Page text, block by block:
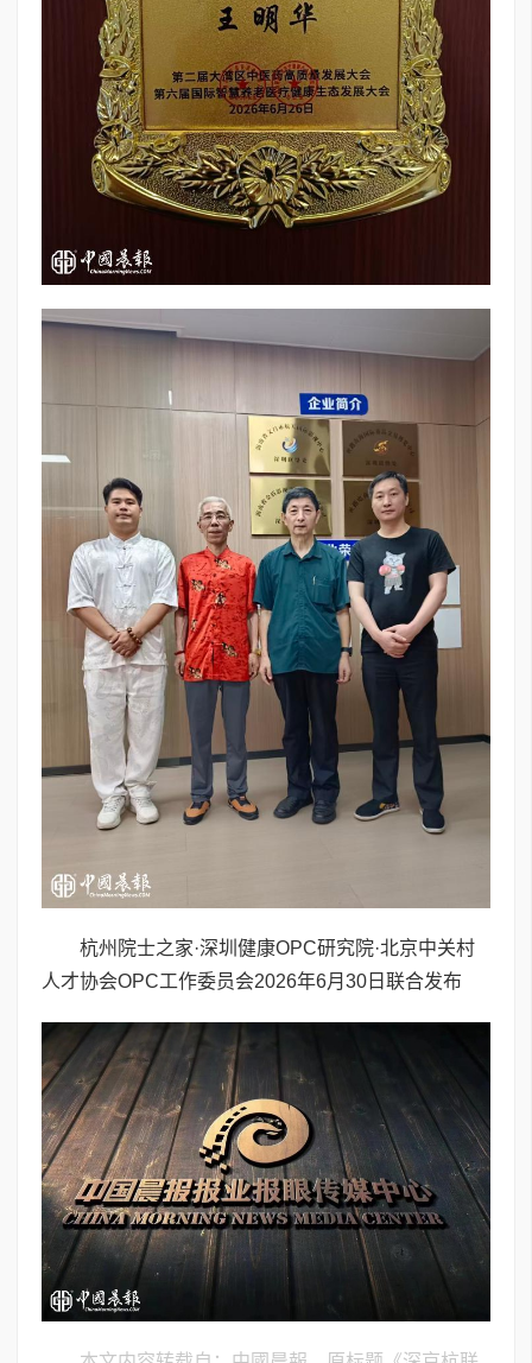
杭州院士之家·深圳健康OPC研究院·北京中关村
人才协会OPC工作委员会2026年6月30日联合发布